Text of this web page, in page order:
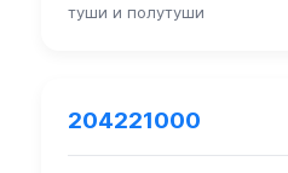
туши и полутуши
204221000